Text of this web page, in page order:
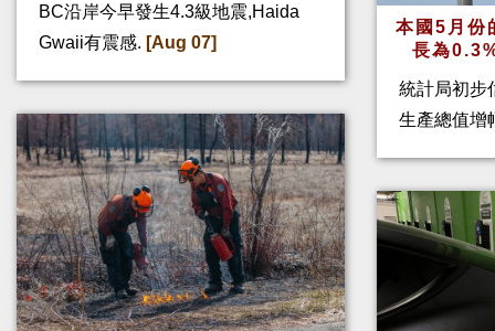
BC沿岸今早發生4.3級地震,Haida
Gwaii有震感. [Aug 07]
本國5月份
長為
統計局初步
生產總值增